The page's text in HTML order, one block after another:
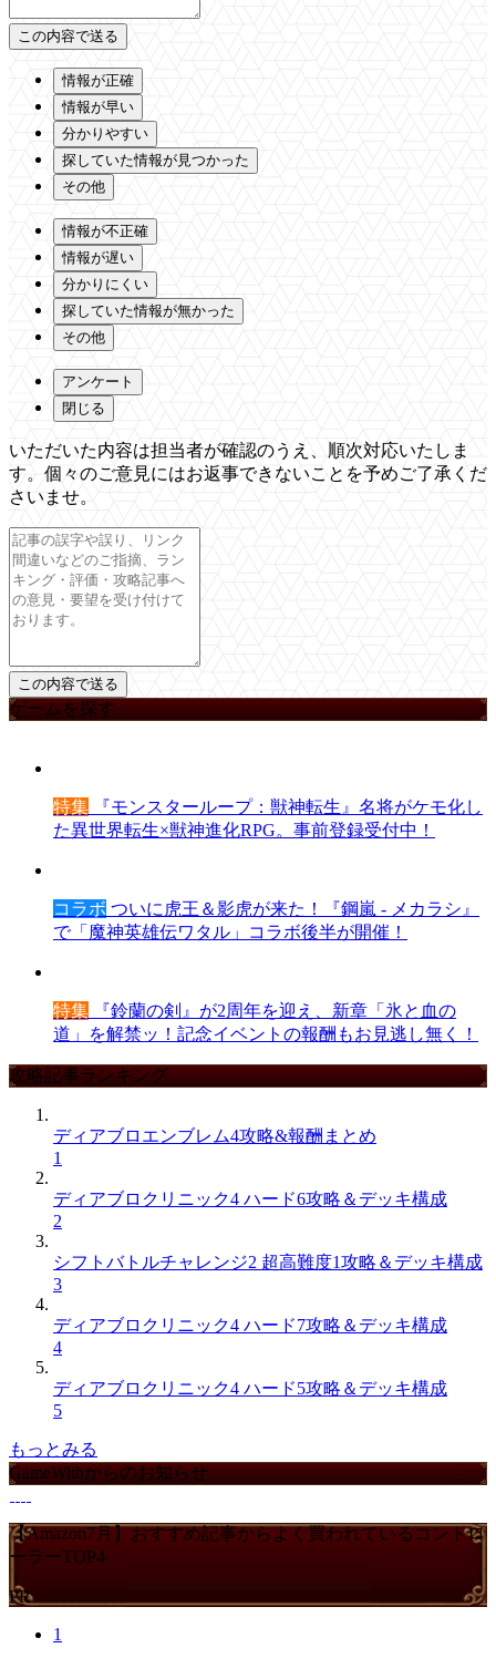
情報が正確
情報が早い
分かりやすい
探していた情報が見つかった
その他
情報が不正確
情報が遅い
分かりにくい
探していた情報が無かった
その他
アンケート
閉じる
いただいた内容は担当者が確認のうえ、順次対応いたしま
す。個々のご意見にはお返事できないことを予めご了承くだ
さいませ。
ゲームを探す
特集 『モンスターループ：獣神転生』名将がケモ化し
た異世界転生×獣神進化RPG。事前登録受付中！
コラボ ついに虎王＆影虎が来た！『鋼嵐 - メカラシ』
で「魔神英雄伝ワタル」コラボ後半が開催！
特集 『鈴蘭の剣』が2周年を迎え、新章「氷と血の
道」を解禁ッ！記念イベントの報酬もお見逃し無く！
攻略記事ランキング
ディアブロエンブレム4攻略&報酬まとめ
1
ディアブロクリニック4 ハード6攻略＆デッキ構成
2
シフトバトルチャレンジ2 超高難度1攻略＆デッキ構成
3
ディアブロクリニック4 ハード7攻略＆デッキ構成
4
ディアブロクリニック4 ハード5攻略＆デッキ構成
5
もっとみる
GameWithからのお知らせ
【Amazon7月】おすすめ記事からよく買われているコントロ
ーラーTOP4
PR
1